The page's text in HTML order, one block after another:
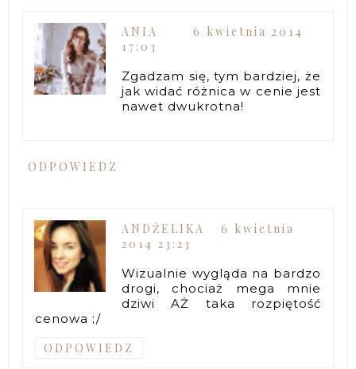
ANIA
6 kwietnia 2014
17:03
Zgadzam się, tym bardziej, że
jak widać różnica w cenie jest
nawet dwukrotna!
ODPOWIEDZ
ANDŻELIKA
6 kwietnia
2014 23:23
Wizualnie wygląda na bardzo
drogi, chociaż mega mnie
dziwi AŻ taka rozpiętość
cenowa ;/
ODPOWIEDZ